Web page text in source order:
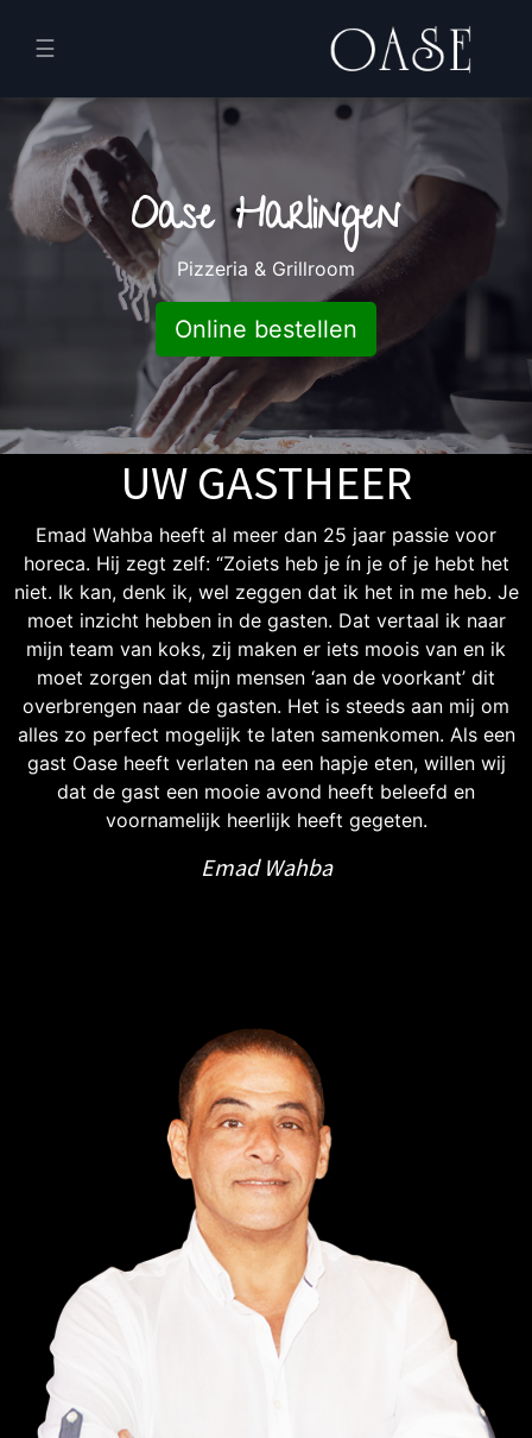
☰
Afrekenen Verder bestellen
Oase Harlingen
Pizzeria & Grillroom
Online bestellen
UW GASTHEER
Emad Wahba heeft al meer dan 25 jaar passie voor
horeca. Hij zegt zelf: “Zoiets heb je ín je of je hebt het
niet. Ik kan, denk ik, wel zeggen dat ik het in me heb. Je
moet inzicht hebben in de gasten. Dat vertaal ik naar
mijn team van koks, zij maken er iets moois van en ik
moet zorgen dat mijn mensen ‘aan de voorkant’ dit
overbrengen naar de gasten. Het is steeds aan mij om
alles zo perfect mogelijk te laten samenkomen. Als een
gast Oase heeft verlaten na een hapje eten, willen wij
dat de gast een mooie avond heeft beleefd en
voornamelijk heerlijk heeft gegeten.
Emad Wahba